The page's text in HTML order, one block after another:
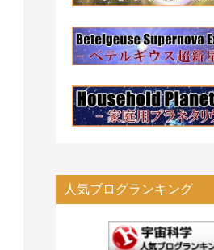
人気ブログランキング